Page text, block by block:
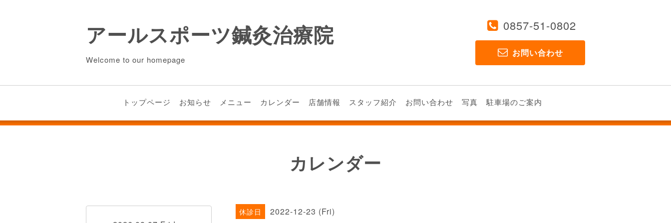
0857-51-0802
お問い合わせ
アールスポーツ鍼灸治療院
Welcome to our homepage
トップページ お知らせ メニュー カレンダー 店舗情報 スタッフ紹介 お問い合わせ 写真 駐車場のご案内
カレンダー
休診日 2022-12-23 (Fri)